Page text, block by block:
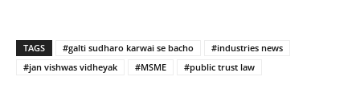
TAGS #galti sudharo karwai se bacho
#industries news
#jan vishwas vidheyak
#MSME #public trust law